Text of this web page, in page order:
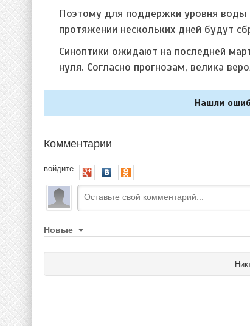
Поэтому для поддержки уровня воды
протяжении нескольких дней будут
Синоптики ожидают на последней
нуля. Согласно прогнозам, велика
Нашли
Комментарии
войдите
Новые